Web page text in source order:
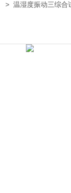
> 温湿度振动三综合